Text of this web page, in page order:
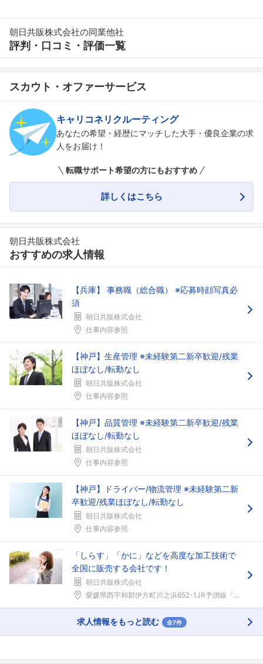
朝日共販株式会社の同業他社
評判・口コミ・評価一覧
スカウト・オファーサービス
キャリコネリクルーティング
あなたの希望・経歴にマッチした大手・優良企業の求
人をお届け！
転職サポート希望の方にもおすすめ
詳しくはこちら
朝日共販株式会社
おすすめの求人情報
【兵庫】 事務職（総合職） ※応募時顔写真必
須
朝日共販株式会社
仕事内容参照
【神戸】生産管理 ※未経験第二新卒歓迎/残業
ほぼなし/転勤なし
朝日共販株式会社
仕事内容参照
【神戸】品質管理 ※未経験第二新卒歓迎/残業
ほぼなし/転勤なし
朝日共販株式会社
仕事内容参照
【神戸】ドライバー/物流管理 ※未経験第二新
卒歓迎/残業ほぼなし/転勤なし
朝日共販株式会社
仕事内容参照
「しらす」「かに」などを高度な加工技術で
全国に販売する会社です！
朝日共販株式会社
愛媛県西宇和郡伊方町川之浜652-1JR予讃線「八...
求人情報をもっと読む 全7件